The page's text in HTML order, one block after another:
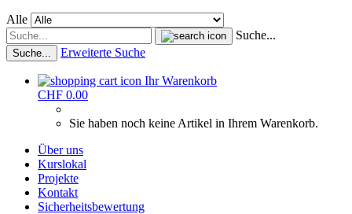
Alle
Suche...
Suche... Erweiterte Suche
Ihr Warenkorb
CHF 0.00
Sie haben noch keine Artikel in Ihrem Warenkorb.
Über uns
Kurslokal
Projekte
Kontakt
Sicherheitsbewertung